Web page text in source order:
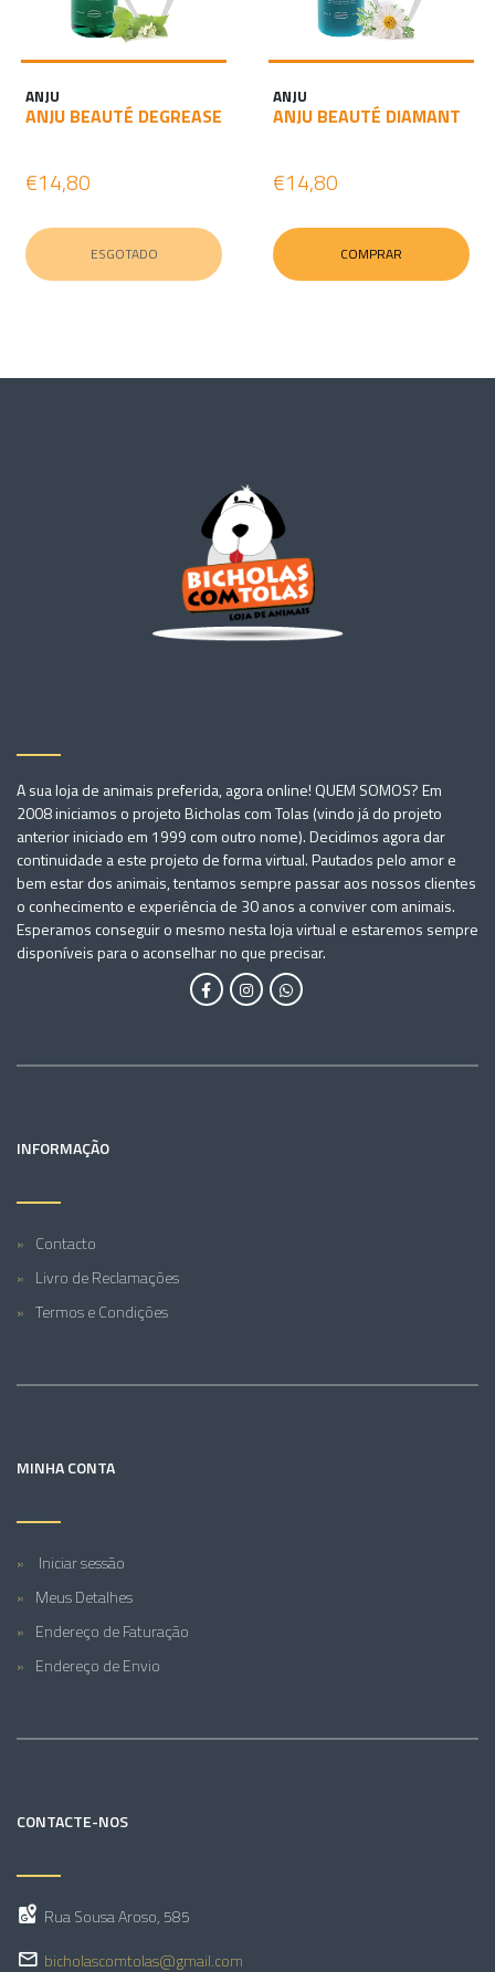
ANJU
ANJU BEAUTÉ DEGREASE
€14,80
ESGOTADO
ANJU
ANJU BEAUTÉ DIAMANT
€14,80
COMPRAR
A sua loja de animais preferida, agora online! QUEM SOMOS? Em
2008 iniciamos o projeto Bicholas com Tolas (vindo já do projeto
anterior iniciado em 1999 com outro nome). Decidimos agora dar
continuidade a este projeto de forma virtual. Pautados pelo amor e
bem estar dos animais, tentamos sempre passar aos nossos clientes
o conhecimento e experiência de 30 anos a conviver com animais.
Esperamos conseguir o mesmo nesta loja virtual e estaremos sempre
disponíveis para o aconselhar no que precisar.
INFORMAÇÃO
Contacto
Livro de Reclamações
Termos e Condições
MINHA CONTA
Iniciar sessão
Meus Detalhes
Endereço de Faturação
Endereço de Envio
CONTACTE-NOS
Rua Sousa Aroso, 585
bicholascomtolas@gmail.com